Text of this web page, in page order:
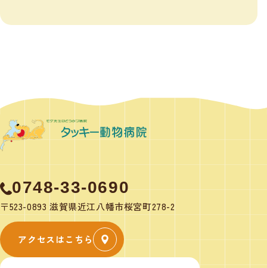
0748-33-0690
〒523-0893 滋賀県近江八幡市桜宮町278-2
アクセスはこちら